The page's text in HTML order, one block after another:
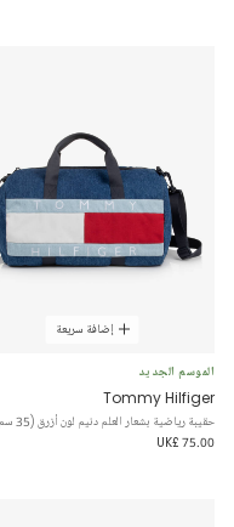
إضافة سريعة
الموسم الجديد
Tommy Hilfiger
حقيبة رياضية بشعار العلم دنيم لون أزرق (35 سم)
UK£ 75.00